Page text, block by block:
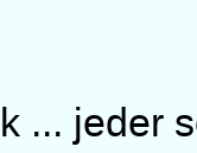
... jeder